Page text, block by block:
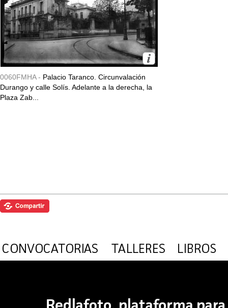
0060FMHA - Palacio Taranco. Circunvalación
Durango y calle Solís. Adelante a la derecha, la
Plaza Zab...